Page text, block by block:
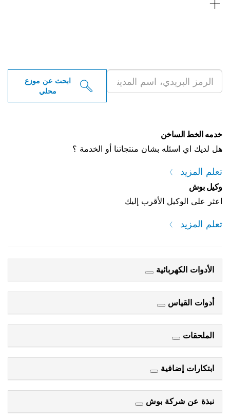
ابحث عن موزع
محلي
خدمه الخط الساخن
هل لديك اي اسئله بشان منتجاتنا أو الخدمة ؟
تعلم المزيد
وكيل بوش
اعثر على الوكيل الأقرب إليك
تعلم المزيد
الأدوات الكهربائية
أدوات القياس
الملحقات
ابتكارات إضافية
نبذة عن شركة بوش